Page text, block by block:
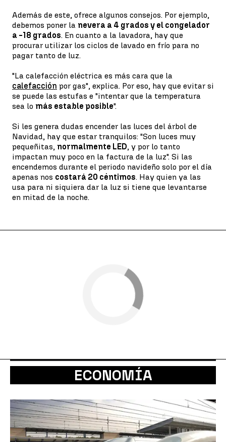
Además de este, ofrece algunos consejos. Por ejemplo,
debemos poner la nevera a 4 grados y el congelador
a -18 grados. En cuanto a la lavadora, hay que
procurar utilizar los ciclos de lavado en frío para no
pagar tanto de luz.
"La calefacción eléctrica es más cara que la
calefacción por gas", explica. Por eso, hay que evitar si
se puede las estufas e "intentar que la temperatura
sea lo más estable posible".
Si les genera dudas encender las luces del árbol de
Navidad, hay que estar tranquilos: "Son luces muy
pequeñitas, normalmente LED, y por lo tanto
impactan muy poco en la factura de la luz". Si las
encendemos durante el periodo navideño solo por el día
apenas nos costará 20 céntimos. Hay quien ya las
usa para ni siquiera dar la luz si tiene que levantarse
en mitad de la noche.
ECONOMÍA